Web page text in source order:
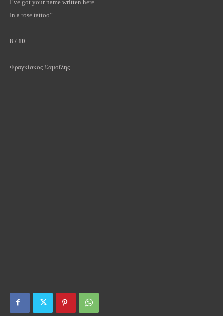
I’ve got your name written here
In a rose tattoo”
8 / 10
Φραγκίσκος Σαμοΐλης